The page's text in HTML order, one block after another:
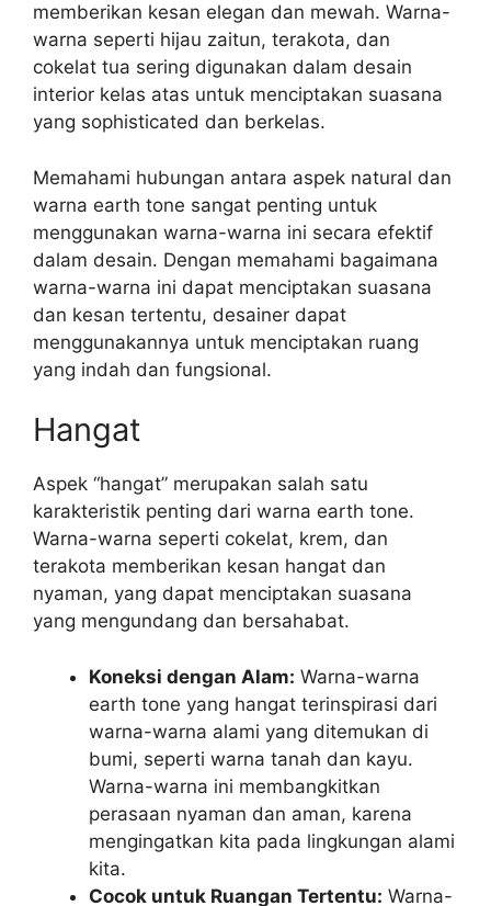
memberikan kesan elegan dan mewah. Warna-
warna seperti hijau zaitun, terakota, dan
cokelat tua sering digunakan dalam desain
interior kelas atas untuk menciptakan suasana
yang sophisticated dan berkelas.
Memahami hubungan antara aspek natural dan
warna earth tone sangat penting untuk
menggunakan warna-warna ini secara efektif
dalam desain. Dengan memahami bagaimana
warna-warna ini dapat menciptakan suasana
dan kesan tertentu, desainer dapat
menggunakannya untuk menciptakan ruang
yang indah dan fungsional.
Hangat
Aspek “hangat” merupakan salah satu
karakteristik penting dari warna earth tone.
Warna-warna seperti cokelat, krem, dan
terakota memberikan kesan hangat dan
nyaman, yang dapat menciptakan suasana
yang mengundang dan bersahabat.
Koneksi dengan Alam: Warna-warna
earth tone yang hangat terinspirasi dari
warna-warna alami yang ditemukan di
bumi, seperti warna tanah dan kayu.
Warna-warna ini membangkitkan
perasaan nyaman dan aman, karena
mengingatkan kita pada lingkungan alami
kita.
Cocok untuk Ruangan Tertentu: Warna-